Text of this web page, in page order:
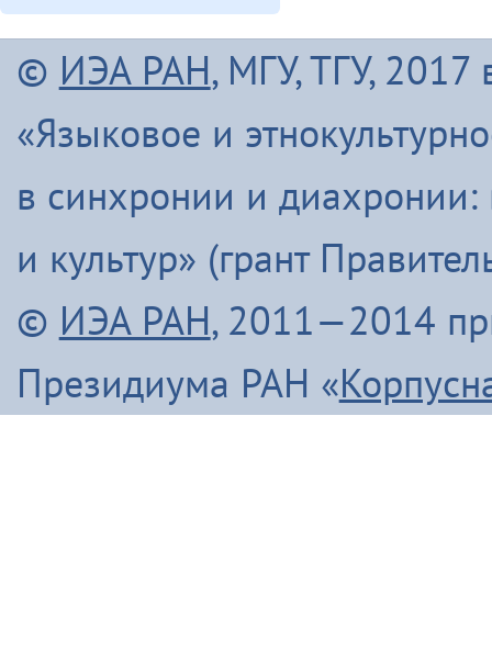
© ИЭА РАН, МГУ, ТГУ, 2017
«Языковое и
в синхронии и диахронии:
и культур» (грант
© ИЭА РАН, 2011—2014
Президиума РАН «